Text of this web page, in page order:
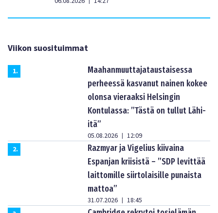
Viikon suosituimmat
1.
Maahanmuuttajataustaisessa
perheessä kasvanut nainen kokee
olonsa vieraaksi Helsingin
Kontulassa: ”Tästä on tullut Lähi-
itä”
05.08.2026 | 12:09
2.
Razmyar ja Vigelius kiivaina
Espanjan kriisistä – ”SDP levittää
laittomille siirtolaisille punaista
mattoa”
31.07.2026 | 18:45